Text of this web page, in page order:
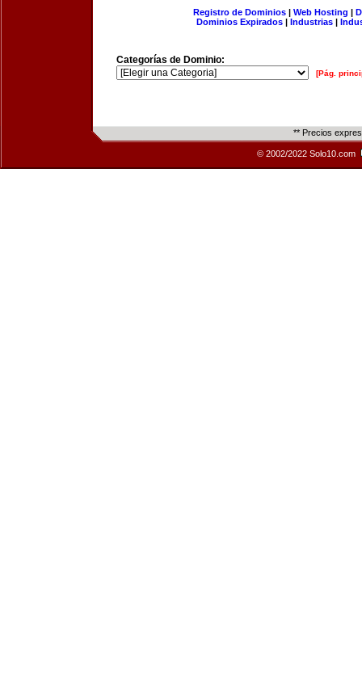
Registro de Dominios| Web Hosting |
Dominios Expirados | Industrias |
Categorías de Dominio:
[Pág.
** Precios
© 2002/2022 Solo10.com